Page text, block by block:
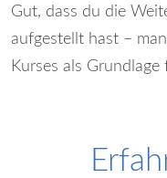
Gut, dass du die
aufgestellt hast –
Kurses als Grundlage